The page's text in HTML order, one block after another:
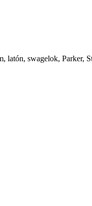
latón, swagelok, Parker,